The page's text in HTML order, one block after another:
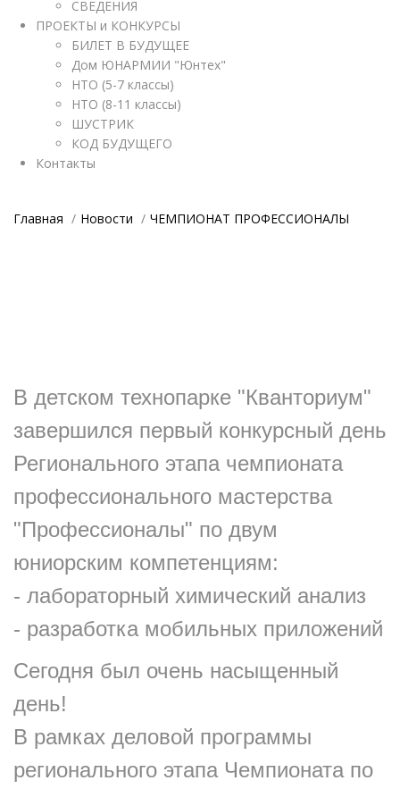
СВЕДЕНИЯ
ПРОЕКТЫ и КОНКУРСЫ
БИЛЕТ В БУДУЩЕЕ
Дом ЮНАРМИИ "Юнтех"
НТО (5-7 классы)
НТО (8-11 классы)
ШУСТРИК
КОД БУДУЩЕГО
Контакты
Главная Новости ЧЕМПИОНАТ ПРОФЕССИОНАЛЫ
В детском технопарке "Кванториум"
завершился первый конкурсный день
Регионального этапа чемпионата
профессионального мастерства
"Профессионалы" по двум
юниорским компетенциям:
- лабораторный химический анализ
- разработка мобильных приложений
Сегодня был очень насыщенный
день!
В рамках деловой программы
регионального этапа Чемпионата по